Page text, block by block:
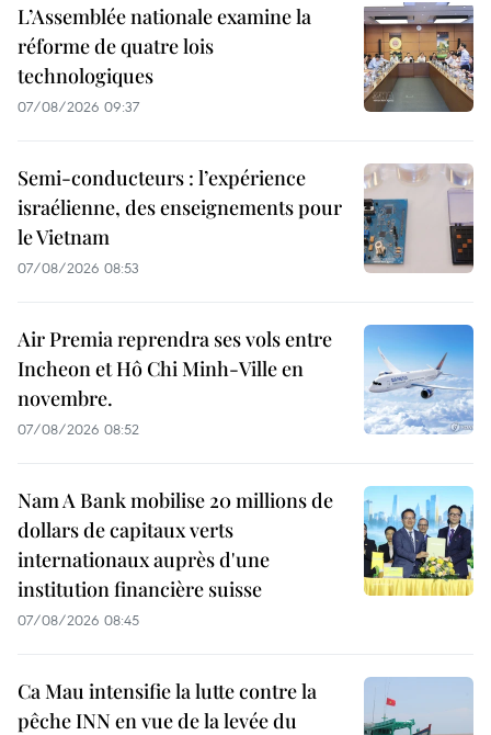
L’Assemblée nationale examine la
réforme de quatre lois
technologiques
07/08/2026 09:37
Semi-conducteurs : l’expérience
israélienne, des enseignements pour
le Vietnam
07/08/2026 08:53
Air Premia reprendra ses vols entre
Incheon et Hô Chi Minh-Ville en
novembre.
07/08/2026 08:52
Nam A Bank mobilise 20 millions de
dollars de capitaux verts
internationaux auprès d'une
institution financière suisse
07/08/2026 08:45
Ca Mau intensifie la lutte contre la
pêche INN en vue de la levée du